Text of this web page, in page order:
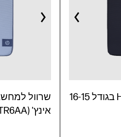
אינץ' (C3TR6AA)
שרוול למחשב נייד HP Protective בגודל 16-15